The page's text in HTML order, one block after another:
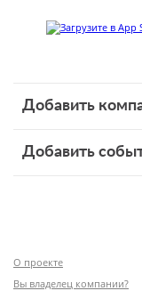
Добавить
Добавить
О проекте
Вы владелец компании?